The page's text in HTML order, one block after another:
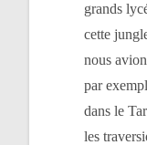
grands
cette
nous
par
dans le
les